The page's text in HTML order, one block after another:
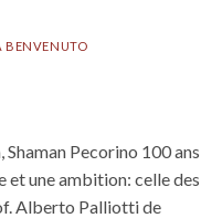
BENVENUTO
Shaman Pecorino 100 ans
et une ambition: celle des
Alberto Palliotti de